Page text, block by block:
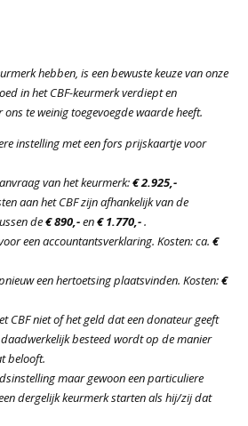
hebben, is een bewuste keuze van onze
in het CBF-keurmerk verdiept en
te weinig toegevoegde waarde heeft.
instelling met een fors prijskaartje voor
van het keurmerk:€ 2.925,-
aan het CBF zijn afhankelijk van de
de€ 890,-en€ 1.770,-.
een accountantsverklaring. Kosten: ca. €
een hertoetsing plaatsvinden. Kosten:€
CBF niet of het geld dat een donateur geeft
besteed wordt op de manier
belooft.
maar gewoon een particuliere
dergelijk keurmerk starten als hij/zij dat